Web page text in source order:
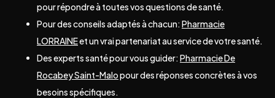
pour répondre à toutes vos questions de santé.
Pour des conseils adaptés à chacun: Pharmacie
LORRAINEet un vrai partenariat au service de votre santé.
Des experts santé pour vous guider: Pharmacie De
Rocabey Saint-Malopour des réponses concrètes à vos
besoins spécifiques.